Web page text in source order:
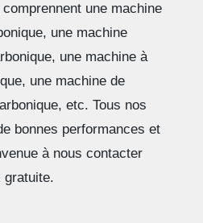
une machine
une machine
une machine à
une machine de
etc. Tous nos
bonnes performances et
à nous contacter
gratuite.